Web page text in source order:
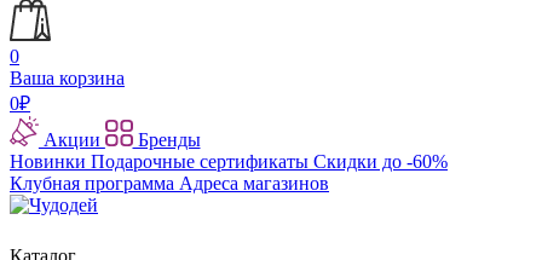
0
Ваша корзина
0₽
Акции
Бренды
Новинки Подарочные сертификаты Скидки до -60%
Клубная программа Адреса магазинов